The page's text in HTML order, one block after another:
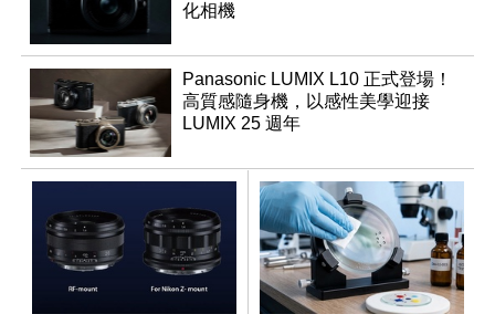
化相機
Panasonic LUMIX L10 正式登場！
高質感隨身機，以感性美學迎接
LUMIX 25 週年